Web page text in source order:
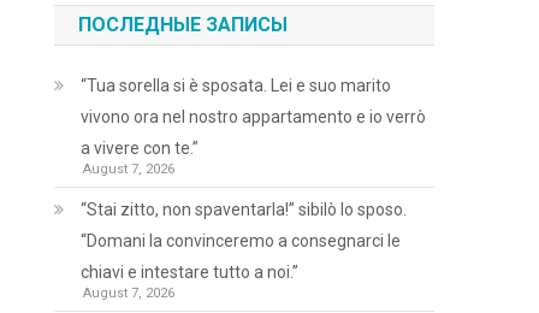
ПОСЛЕДНЫЕ ЗАПИСЫ
“Tua sorella si è sposata. Lei e suo marito
vivono ora nel nostro appartamento e io verrò
a vivere con te.”
August 7, 2026
“Stai zitto, non spaventarla!” sibilò lo sposo.
“Domani la convinceremo a consegnarci le
chiavi e intestare tutto a noi.”
August 7, 2026